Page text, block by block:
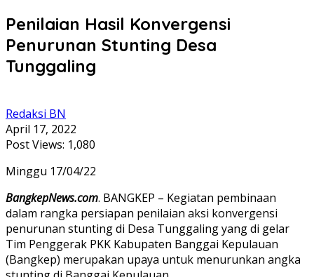
Penilaian Hasil Konvergensi
Penurunan Stunting Desa
Tunggaling
Redaksi BN
April 17, 2022
Post Views: 1,080
Minggu 17/04/22
BangkepNews.com. BANGKEP – Kegiatan pembinaan
dalam rangka persiapan penilaian aksi konvergensi
penurunan stunting di Desa Tunggaling yang di gelar
Tim Penggerak PKK Kabupaten Banggai Kepulauan
(Bangkep) merupakan upaya untuk menurunkan angka